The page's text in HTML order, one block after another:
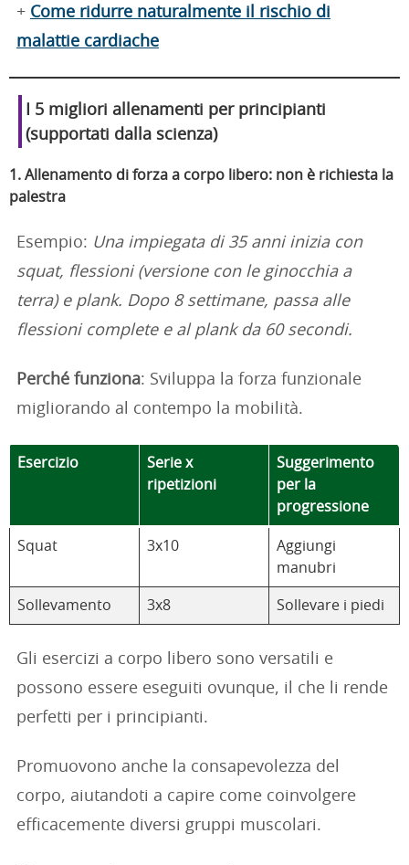
+ Come ridurre naturalmente il rischio di
malattie cardiache
I 5 migliori allenamenti per principianti
(supportati dalla scienza)
1. Allenamento di forza a corpo libero: non è richiesta la
palestra
Esempio: Una impiegata di 35 anni inizia con
squat, flessioni (versione con le ginocchia a
terra) e plank. Dopo 8 settimane, passa alle
flessioni complete e al plank da 60 secondi.
Perché funziona: Sviluppa la forza funzionale
migliorando al contempo la mobilità.
Esercizio
Serie x
ripetizioni
Suggerimento
per la
progressione
Squat 3x10
Aggiungi
manubri
Sollevamento 3x8 Sollevare i piedi
Gli esercizi a corpo libero sono versatili e
possono essere eseguiti ovunque, il che li rende
perfetti per i principianti.
Promuovono anche la consapevolezza del
corpo, aiutandoti a capire come coinvolgere
efficacemente diversi gruppi muscolari.